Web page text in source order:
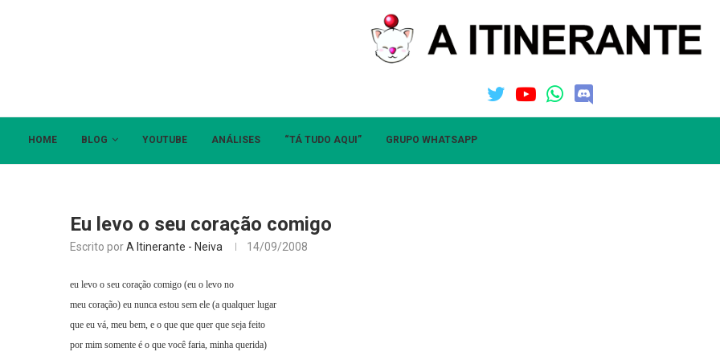
HOME BLOG YOUTUBE ANÁLISES “TÁ TUDO AQUI” GRUPO WHATSAPP
Eu levo o seu coração comigo
Escrito porA Itinerante - Neiva 14/09/2008
eu levo o seu coração comigo (eu o levo no
meu coração) eu nunca estou sem ele (a qualquer lugar
que eu vá, meu bem, e o que que quer que seja feito
por mim somente é o que você faria, minha querida)